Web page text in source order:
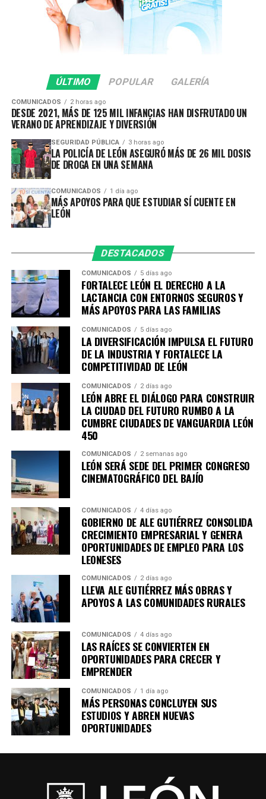
En el último mes, la Policía de León aseguró 45 armas de
fuego, la cifra mensual más alta registrada en el
municipio; de estas, 16 fueron armas largas de uso
Ciudadana continúa con el despliegue policial en las
calles para detectar y retirar armas de fuego que puedan
ser utilizadas en la comisión de delitos y atender de
manera oportuna los reportes de la ciudadanía.
ÚLTIMO POPULAR GALERÍA
COMUNICADOS 2 horas ago
DESDE 2021, MÁS DE 125 MIL INFANCIAS HAN DISFRUTADO UN
VERANO DE APRENDIZAJE Y DIVERSIÓN
SEGURIDAD PÚBLICA 3 horas ago
LA POLICÍA DE LEÓN ASEGURÓ MÁS DE 26 MIL DOSIS
DE DROGA EN UNA SEMANA
COMUNICADOS 1 día ago
MÁS APOYOS PARA QUE ESTUDIAR SÍ CUENTE EN
LEÓN
DESTACADOS
COMUNICADOS 5 días ago
FORTALECE LEÓN EL DERECHO A LA
LACTANCIA CON ENTORNOS SEGUROS Y
MÁS APOYOS PARA LAS FAMILIAS
COMUNICADOS 5 días ago
LA DIVERSIFICACIÓN IMPULSA EL FUTURO
DE LA INDUSTRIA Y FORTALECE LA
COMPETITIVIDAD DE LEÓN
COMUNICADOS 2 días ago
LEÓN ABRE EL DIÁLOGO PARA CONSTRUIR
LA CIUDAD DEL FUTURO RUMBO A LA
CUMBRE CIUDADES DE VANGUARDIA LEÓN
450
COMUNICADOS 2 semanas ago
LEÓN SERÁ SEDE DEL PRIMER CONGRESO
CINEMATOGRÁFICO DEL BAJÍO
COMUNICADOS 4 días ago
GOBIERNO DE ALE GUTIÉRREZ CONSOLIDA
CRECIMIENTO EMPRESARIAL Y GENERA
OPORTUNIDADES DE EMPLEO PARA LOS
LEONESES
COMUNICADOS 2 días ago
LLEVA ALE GUTIÉRREZ MÁS OBRAS Y
APOYOS A LAS COMUNIDADES RURALES
COMUNICADOS 4 días ago
LAS RAÍCES SE CONVIERTEN EN
OPORTUNIDADES PARA CRECER Y
EMPRENDER
COMUNICADOS 1 día ago
MÁS PERSONAS CONCLUYEN SUS
ESTUDIOS Y ABREN NUEVAS
OPORTUNIDADES